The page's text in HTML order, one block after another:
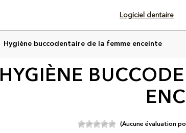
Logiciel dentaire
Hygiène buccodentaire de la femme enceinte
HYGIÈNE
(Aucune évaluation